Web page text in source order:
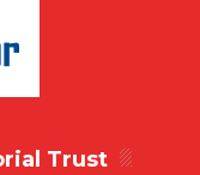
Trust